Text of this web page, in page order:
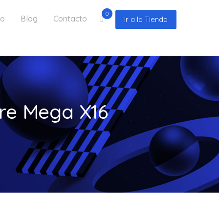
Blog Contacto
0
Ir a la Tienda
Mega X16